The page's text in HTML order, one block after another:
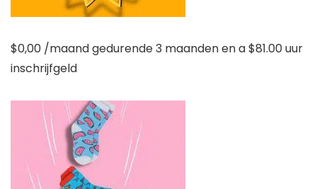
$0,00 /maand gedurende 3 maanden en a$81.00 uur
inschrijfgeld